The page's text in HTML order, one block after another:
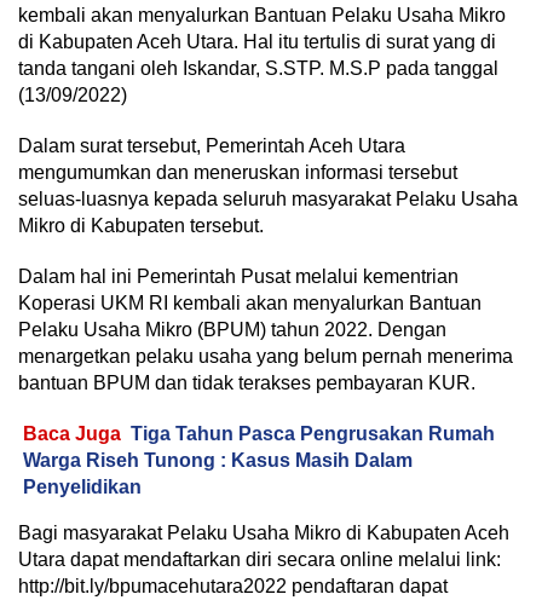
kembali akan menyalurkan Bantuan Pelaku Usaha Mikro
di Kabupaten Aceh Utara. Hal itu tertulis di surat yang di
tanda tangani oleh Iskandar, S.STP. M.S.P pada tanggal
(13/09/2022)
Dalam surat tersebut, Pemerintah Aceh Utara
mengumumkan dan meneruskan informasi tersebut
seluas-luasnya kepada seluruh masyarakat Pelaku Usaha
Mikro di Kabupaten tersebut.
Dalam hal ini Pemerintah Pusat melalui kementrian
Koperasi UKM RI kembali akan menyalurkan Bantuan
Pelaku Usaha Mikro (BPUM) tahun 2022. Dengan
menargetkan pelaku usaha yang belum pernah menerima
bantuan BPUM dan tidak terakses pembayaran KUR.
Baca Juga Tiga Tahun Pasca Pengrusakan Rumah
Warga Riseh Tunong : Kasus Masih Dalam
Penyelidikan
Bagi masyarakat Pelaku Usaha Mikro di Kabupaten Aceh
Utara dapat mendaftarkan diri secara online melalui link:
http://bit.ly/bpumacehutara2022 pendaftaran dapat